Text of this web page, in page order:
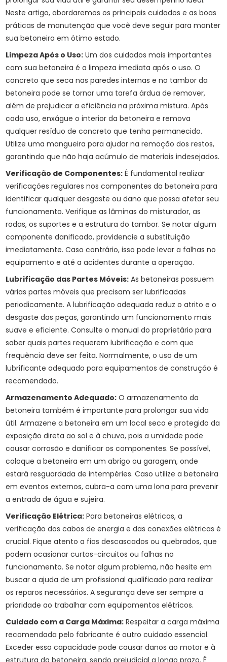
Neste artigo, abordaremos os principais cuidados e as boas
práticas de manutenção que você deve seguir para manter
sua betoneira em ótimo estado.
Limpeza Após o Uso: Um dos cuidados mais importantes
com sua betoneira é a limpeza imediata após o uso. O
concreto que seca nas paredes internas e no tambor da
betoneira pode se tornar uma tarefa árdua de remover,
além de prejudicar a eficiência na próxima mistura. Após
cada uso, enxágue o interior da betoneira e remova
qualquer resíduo de concreto que tenha permanecido.
Utilize uma mangueira para ajudar na remoção dos restos,
garantindo que não haja acúmulo de materiais indesejados.
Verificação de Componentes: É fundamental realizar
verificações regulares nos componentes da betoneira para
identificar qualquer desgaste ou dano que possa afetar seu
funcionamento. Verifique as lâminas do misturador, as
rodas, os suportes e a estrutura do tambor. Se notar algum
componente danificado, providencie a substituição
imediatamente. Caso contrário, isso pode levar a falhas no
equipamento e até a acidentes durante a operação.
Lubrificação das Partes Móveis: As betoneiras possuem
várias partes móveis que precisam ser lubrificadas
periodicamente. A lubrificação adequada reduz o atrito e o
desgaste das peças, garantindo um funcionamento mais
suave e eficiente. Consulte o manual do proprietário para
saber quais partes requerem lubrificação e com que
frequência deve ser feita. Normalmente, o uso de um
lubrificante adequado para equipamentos de construção é
recomendado.
Armazenamento Adequado: O armazenamento da
betoneira também é importante para prolongar sua vida
útil. Armazene a betoneira em um local seco e protegido da
exposição direta ao sol e à chuva, pois a umidade pode
causar corrosão e danificar os componentes. Se possível,
coloque a betoneira em um abrigo ou garagem, onde
estará resguardada de intempéries. Caso utilize a betoneira
em eventos externos, cubra-a com uma lona para prevenir
a entrada de água e sujeira.
Verificação Elétrica: Para betoneiras elétricas, a
verificação dos cabos de energia e das conexões elétricas é
crucial. Fique atento a fios descascados ou quebrados, que
podem ocasionar curtos-circuitos ou falhas no
funcionamento. Se notar algum problema, não hesite em
buscar a ajuda de um profissional qualificado para realizar
os reparos necessários. A segurança deve ser sempre a
prioridade ao trabalhar com equipamentos elétricos.
Cuidado com a Carga Máxima: Respeitar a carga máxima
recomendada pelo fabricante é outro cuidado essencial.
Exceder essa capacidade pode causar danos ao motor e à
estrutura da betoneira, sendo prejudicial a longo prazo. É